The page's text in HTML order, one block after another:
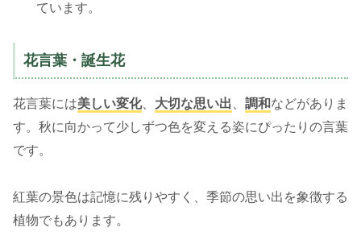
ています。
花言葉・誕生花
花言葉には美しい変化、 大切な思い出 調和などがありま
す。秋に向かって少しずつ色を変える姿にぴったりの言葉
です。
紅葉の景色は記憶に残りやすく、季節の思い出を象徴する
植物でもあります。